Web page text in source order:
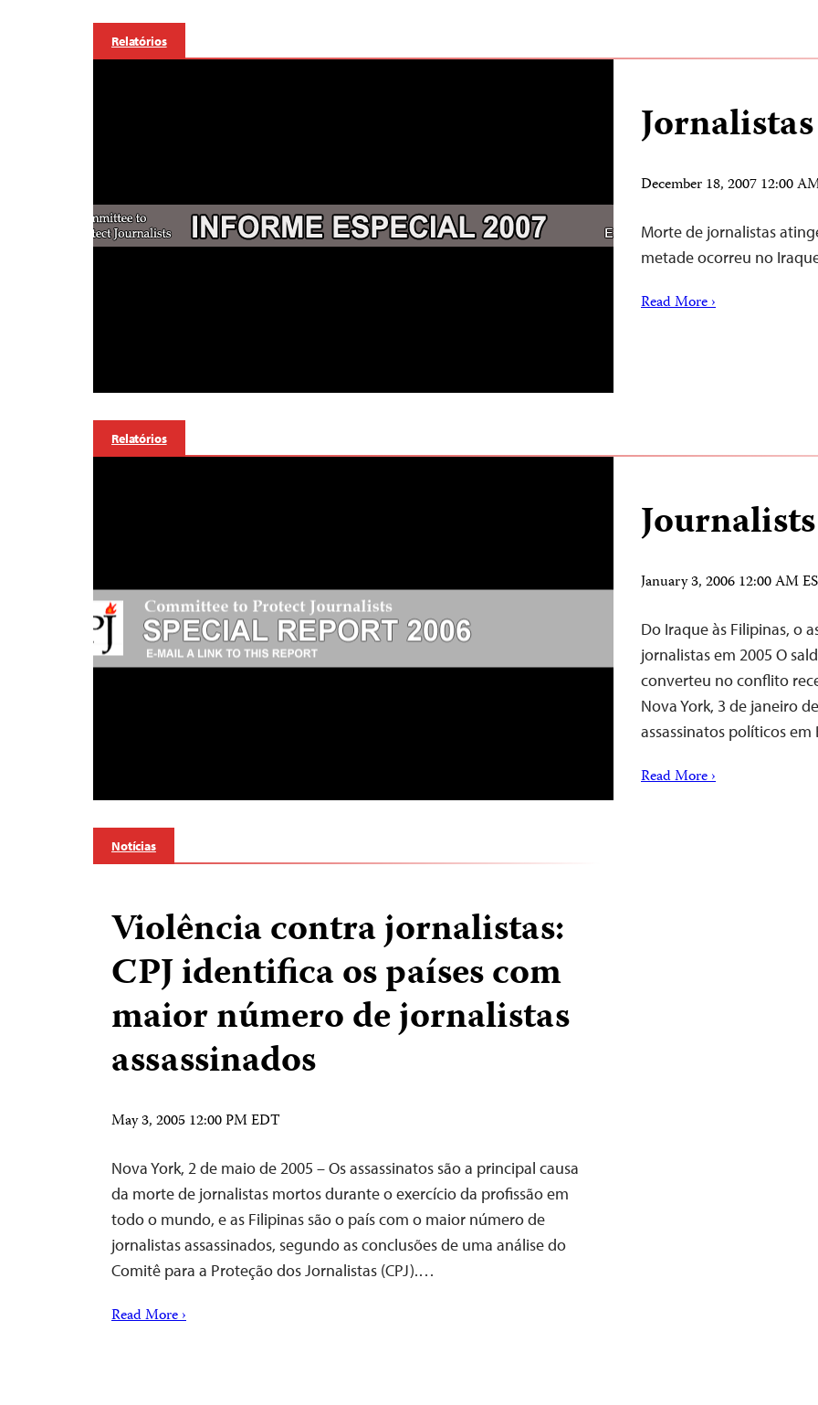
Relatórios
December 18, 2007 12:00
Morte de jornalistas
metade ocorreu no
Read More ›
Relatórios
January 3, 2006 12:00 AM
Do Iraque às Filipinas, o
jornalistas em 2005 O
converteu no conflito
Nova York, 3 de janeiro
assassinatos políticos
Read More ›
Notícias
Violência contra jornalistas:
CPJ identifica os países com
maior número de jornalistas
assassinados
May 3, 2005 12:00 PM EDT
Nova York, 2 de maio de 2005 – Os assassinatos são a principal causa
da morte de jornalistas mortos durante o exercício da profissão em
todo o mundo, e as Filipinas são o país com o maior número de
jornalistas assassinados, segundo as conclusões de uma análise do
Comitê para a Proteção dos Jornalistas (CPJ).…
Read More ›